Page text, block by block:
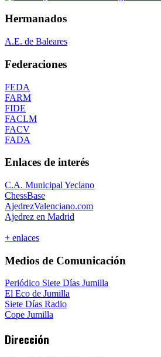
Hermanados
A.E. de Baleares
Federaciones
FEDA
FARM
FIDE
FACLM
FACV
FADA
Enlaces de interés
C.A. Municipal Yeclano
ChessBase
AjedrezValenciano.com
Ajedrez en Madrid
+ enlaces
Medios de Comunicación
Periódico Siete Días Jumilla
El Eco de Jumilla
Siete Días Radio
Cope Jumilla
Dirección